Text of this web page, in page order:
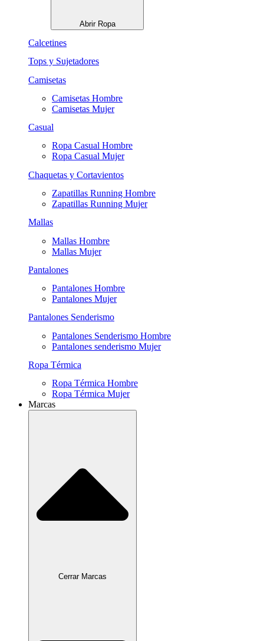
Abrir Ropa
Calcetines
Tops y Sujetadores
Camisetas
Camisetas Hombre
Camisetas Mujer
Casual
Ropa Casual Hombre
Ropa Casual Mujer
Chaquetas y Cortavientos
Zapatillas Running Hombre
Zapatillas Running Mujer
Mallas
Mallas Hombre
Mallas Mujer
Pantalones
Pantalones Hombre
Pantalones Mujer
Pantalones Senderismo
Pantalones Senderismo Hombre
Pantalones senderismo Mujer
Ropa Térmica
Ropa Térmica Hombre
Ropa Térmica Mujer
Marcas
Cerrar Marcas